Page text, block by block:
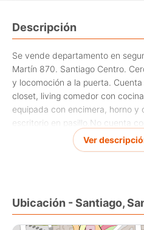
Descripción
Se vende departamento en
Martín 870. Santiago Centro.
y locomoción a la puerta.
closet, living comedor con
equipada con encimera, horno y
escritorio en pasillo.No cuenta
con piscina, zona patio interior,
estacionamiento de visitas.
Ver
Ubicación - Santiago,